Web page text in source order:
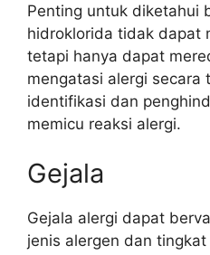
Penting untuk diketahui
hidroklorida tidak dapat
tetapi hanya dapat
mengatasi alergi secara
identifikasi dan
memicu reaksi alergi.
Gejala
Gejala alergi dapat
jenis alergen dan